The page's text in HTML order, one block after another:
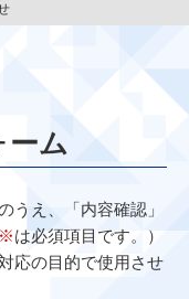
ーム
うえ、「内容確認」
※は必須項目です。）
応の目的で使用させ